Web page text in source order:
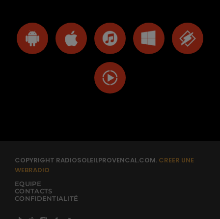
COPYRIGHT RADIOSOLEILPROVENCAL.COM. CREER UNE
WEBRADIO
EQUIPE
CONTACTS
CONFIDENTIALITÉ